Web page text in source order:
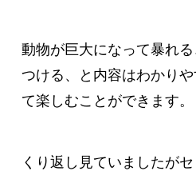
動物が巨大になって暴れ
つける、と内容はわかり
て楽しむことができます。
くり返し見ていましたが